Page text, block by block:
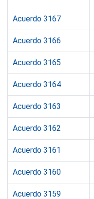
Acuerdo 3167
Acuerdo 3166
Acuerdo 3165
Acuerdo 3164
Acuerdo 3163
Acuerdo 3162
Acuerdo 3161
Acuerdo 3160
Acuerdo 3159